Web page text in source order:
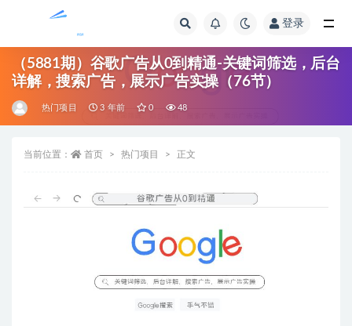
登录
（5881期）谷歌广告从0到精通-关键词筛选，后台
详解，搜索广告，展示广告实操（76节）
热门项目 3 年前 0 48
当前位置： 首页 热门项目 正文